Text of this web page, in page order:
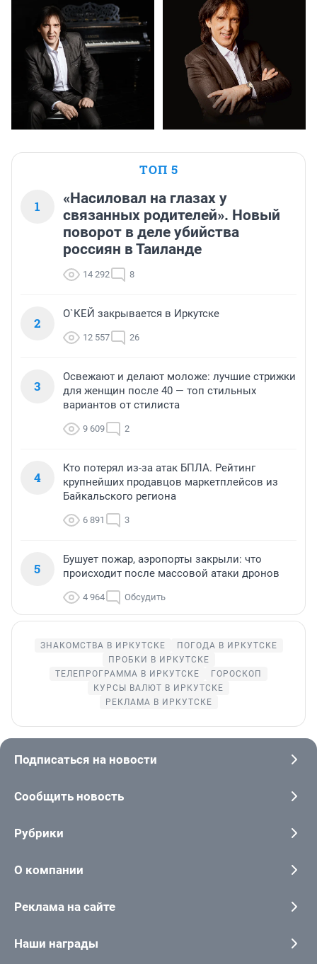
ТОП 5
1
«Насиловал на глазах у
связанных родителей». Новый
поворот в деле убийства
россиян в Таиланде
14 292 8
2
О`КЕЙ закрывается в Иркутске
12 557 26
3
Освежают и делают моложе: лучшие стрижки
для женщин после 40 — топ стильных
вариантов от стилиста
9 609 2
4
Кто потерял из-за атак БПЛА. Рейтинг
крупнейших продавцов маркетплейсов из
Байкальского региона
6 891 3
5
Бушует пожар, аэропорты закрыли: что
происходит после массовой атаки дронов
4 964 Обсудить
ЗНАКОМСТВА В ИРКУТСКЕ
ПОГОДА В ИРКУТСКЕ
ПРОБКИ В ИРКУТСКЕ
ТЕЛЕПРОГРАММА В ИРКУТСКЕ
ГОРОСКОП
КУРСЫ ВАЛЮТ В ИРКУТСКЕ
РЕКЛАМА В ИРКУТСКЕ
Подписаться на новости
Сообщить новость
Рубрики
О компании
Реклама на сайте
Наши награды